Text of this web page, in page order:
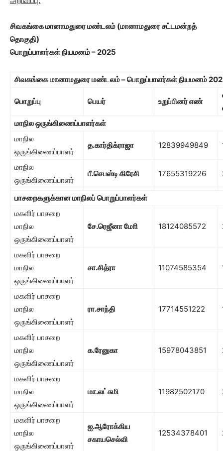
சிவகங்கை மானாமதுரை மண்டலம் (மானாமதுரை சட்டமன்றத்
தொகுதி)
பொறுப்பாளர்கள் நியமனம் – 2025
சிவகங்கை மானாமதுரை மண்டலம் – பொறுப்பாளர்கள் நியமனம்
பொறுப்பு பெயர் உறுப்பினர் எண்
மாநில ஒருங்கிணைப்பாளர்கள்
மாநில
ஒருங்கிணைப்பாளர்
த.கார்திக்ராஜா 12839949849
மாநில
ஒருங்கிணைப்பாளர்
பீ.செபஸ்டி கிரேசி 17655319226
பாசறைகளுக்கான மாநிலப் பொறுப்பாளர்கள்
மகளிர் பாசறை
மாநில
ஒருங்கிணைப்பாளர்
சே.ரெஜீனா மோி 18124085572
மகளிர் பாசறை
மாநில
ஒருங்கிணைப்பாளர்
சா.சித்ரா 11074585354
மகளிர் பாசறை
மாநில
ஒருங்கிணைப்பாளர்
ரா.சாந்தி 17714551222
மகளிர் பாசறை
மாநில
ஒருங்கிணைப்பாளர்
க.ரேனுகா 15978043851
மகளிர் பாசறை
மாநில
ஒருங்கிணைப்பாளர்
மா.லட்சுமி 11982502170
மகளிர் பாசறை
மாநில
ஒருங்கிணைப்பாளர்
ஐ.ஆரோக்கிய
சகாயசெல்வி
12534378401